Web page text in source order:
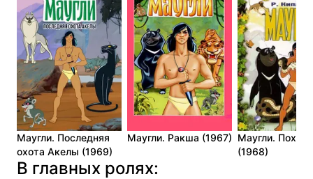
Маугли. Последняя
охота Акелы (1969)
Маугли. Ракша (1967) Маугли.
(1968)
В главных ролях: